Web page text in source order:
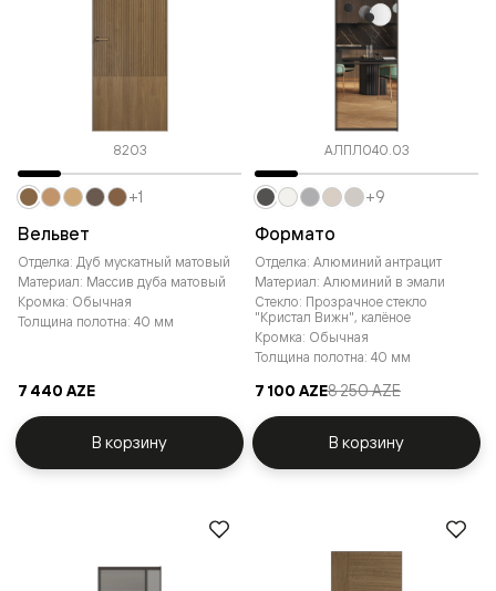
8203
Вельвет
Отделка: Дуб мускатный матовый
Материал: Массив дуба матовый
Кромка: Обычная
Толщина полотна: 40 мм
7 440 AZE
+1
В корзину
АЛПЛ040.03
Формато
Отделка: Алюминий антрацит
Материал: Алюминий в эмали
Стекло: Прозрачное стекло
"Кристал Вижн", калёное
Кромка: Обычная
Толщина полотна: 40 мм
7 100 AZE8 250 AZE
+9
В корзину